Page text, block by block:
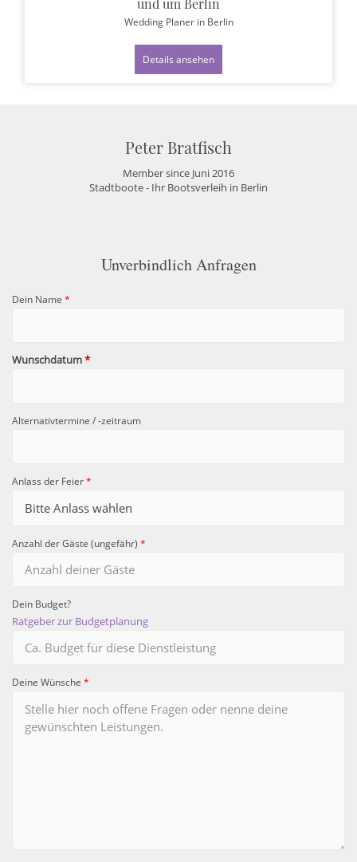
Wedding Planer in Berlin
Details ansehen
Peter Bratfisch
Member since Juni 2016
Stadtboote - Ihr Bootsverleih in Berlin
Unverbindlich Anfragen
Dein Name *
Wunschdatum*
Alternativtermine / -zeitraum
Anlass der Feier*
Anzahl der Gäste (ungefähr) *
Dein Budget?
Ratgeber zur Budgetplanung
Deine Wünsche *